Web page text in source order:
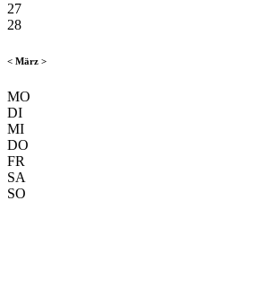
27
28
< März >
MO
DI
MI
DO
FR
SA
SO